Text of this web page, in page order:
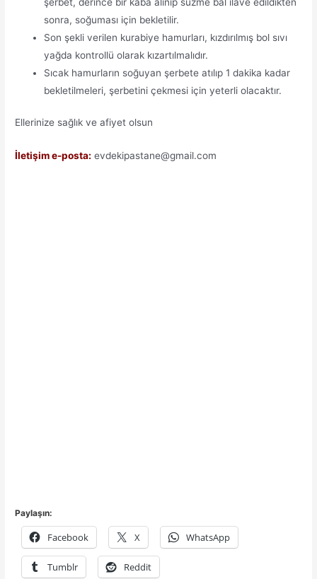
sonra, soğuması için bekletilir.
Son şekli verilen kurabiye hamurları, kızdırılmış bol sıvı
yağda kontrollü olarak kızartılmalıdır.
Sıcak hamurların soğuyan şerbete atılıp 1 dakika kadar
bekletilmeleri, şerbetini çekmesi için yeterli olacaktır.
Ellerinize sağlık ve afiyet olsun
İletişim e-posta: evdekipastane@gmail.com
Paylaşın:
Facebook X WhatsApp
Tumblr Reddit